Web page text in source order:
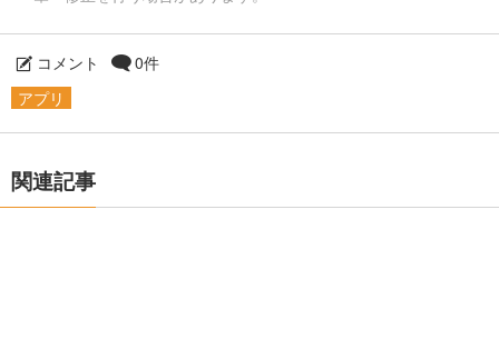
コメント
0件
アプリ
関連記事